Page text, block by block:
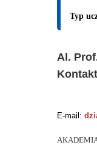
Typ
Al.
E-mail: